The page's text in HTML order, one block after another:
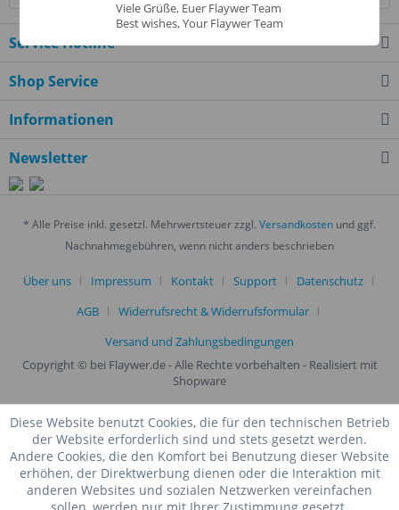
Service Hotline
Shop Service
Informationen
Newsletter
* Alle Preise inkl. gesetzl. Mehrwertsteuer zzgl. Versandkosten und ggf.
Nachnahmegebühren, wenn nicht anders beschrieben
Über uns Impressum Kontakt Support
Datenschutz
AGB
Widerrufsrecht & Widerrufsformular
Versand und Zahlungsbedingungen
Copyright © bei Flaywer.de - Alle Rechte vorbehalten - Realisiert mit
Shopware
Diese Website benutzt Cookies, die für den technischen Betrieb
der Website erforderlich sind und stets gesetzt werden.
Andere Cookies, die den Komfort bei Benutzung dieser Website
erhöhen, der Direktwerbung dienen oder die Interaktion mit
anderen Websites und sozialen Netzwerken vereinfachen
Viele Grüße, Euer Flaywer Team
Best wishes, Your Flaywer Team